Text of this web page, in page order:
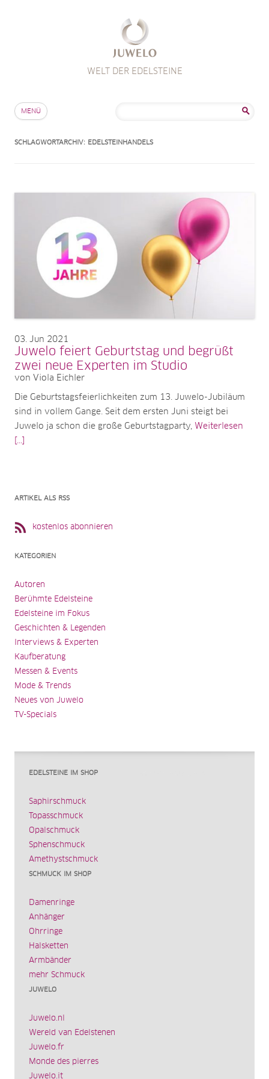
WELT DER EDELSTEINE
MENÜ
SCHLAGWORTARCHIV: EDELSTEINHANDELS
03 Jun 2021
Juwelo feiert Geburtstag und begrüßt
zwei neue Experten im Studio
von Viola Eichler
Die Geburtstagsfeierlichkeiten zum 13. Juwelo-Jubiläum
sind in vollem Gange. Seit dem ersten Juni steigt bei
Juwelo ja schon die große Geburtstagparty, Weiterlesen
ARTIKEL ALS RSS
kostenlos abonnieren
KATEGORIEN
Autoren
Berühmte Edelsteine
Edelsteine im Fokus
Geschichten & Legenden
Interviews & Experten
Kaufberatung
Messen & Events
Mode & Trends
Neues von Juwelo
TV-Specials
EDELSTEINE IM SHOP
Saphirschmuck
Topasschmuck
Opalschmuck
Sphenschmuck
Amethystschmuck
SCHMUCK IM SHOP
Damenringe
Anhänger
Ohrringe
Halsketten
Armbänder
mehr Schmuck
JUWELO
Juwelo.nl
Wereld van Edelstenen
Juwelo.fr
Monde des pierres
Juwelo.it